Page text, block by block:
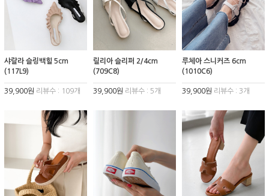
샤랄라 슬링백힐 5cm
(117L9)
39,900원 리뷰수 : 109개
릴리아 슬리퍼 2/4cm
(709C8)
39,900원 리뷰수 : 5개
루체아 스니커즈 6cm
(1010C6)
39,900원 리뷰수 : 3개